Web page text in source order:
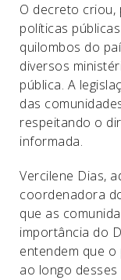
O decreto criou,
políticas
quilombos do
diversos
pública. A
das
respeitando o
informada.
Vercilene Dias,
coordenadora
que as
importância do
entendem que
ao longo desses